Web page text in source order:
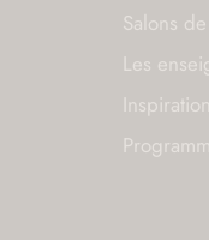
Salons
Les